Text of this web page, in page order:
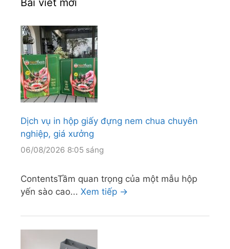
Dịch vụ in hộp giấy đựng nem chua chuyên
nghiệp, giá xưởng
06/08/2026 8:05 sáng
ContentsTầm quan trọng của một mẫu hộp
yến sào cao... Xem tiếp →